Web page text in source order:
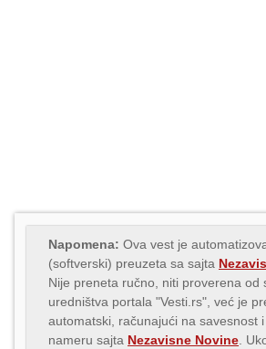
Napomena: Ova vest je
(softverski) preuzeta sa sajta
Nije preneta ručno, niti proverena od
uredništva portala "Vesti.rs", već je
automatski, računajući na savesnost
nameru sajta Nezavisne Novine .